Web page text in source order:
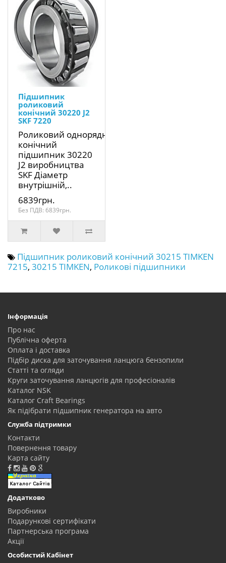
Підшипник
роликовий
конічний 30220 J2
SKF 7220
Роликовий однорядний
конічний
підшипник 30220
J2 виробництва
SKF Діаметр
внутрішній,..
6839грн.
Без ПДВ: 6839грн.
Підшипник роликовий конічний 30215 TIMKEN
7215, 30215 TIMKEN, Роликові підшипники
Інформація
Про нас
Публічна оферта
Оплата і доставка
Підбір диска для заточування ланцюга бензопили
Статті та огляди
Круги заточування ланцюгів для професіоналів
Каталог NSK
Каталог Craft Bearings
Як підібрати підшипник генератора на авто
Служба підтримки
Контакти
Повернення товару
Карта сайту
Додатково
Виробники
Подарункові сертифікати
Партнерська програма
Акції
Особистий Кабінет